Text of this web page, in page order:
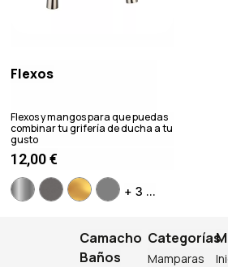
Flexos
Flexos y mangos para que puedas
combinar tu grifería de ducha a tu
gusto
12,00€
+ 3 ...
Camacho
Baños
Categorías
Mamparas